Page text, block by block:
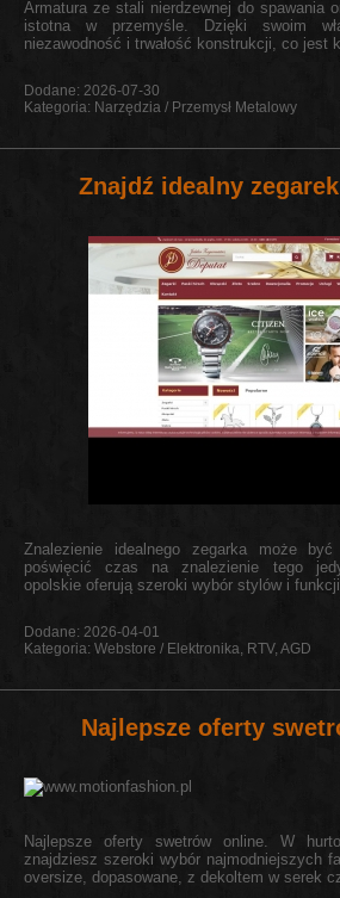
Armatura ze stali nierdzewnej do spawania
istotna w przemyśle. Dzięki swoim
niezawodność i trwałość konstrukcji, co jest
Dodane: 2026-07-30
Kategoria: Narzędzia / Przemysł Metalowy
Znajdź idealny
Znalezienie idealnego zegarka może
poświęcić czas na znalezienie tego
opolskie oferują szeroki wybór stylów i
Dodane: 2026-04-01
Kategoria: Webstore / Elektronika, RTV, AGD
Najlepsze oferty
Najlepsze oferty swetrów online. W
znajdziesz szeroki wybór najmodniejszych
oversize, dopasowane, z dekoltem w serek